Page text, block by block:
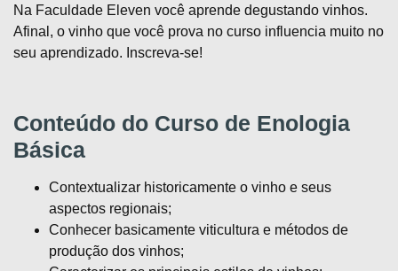
Na Faculdade Eleven você aprende degustando vinhos.
Afinal, o vinho que você prova no curso influencia muito no
seu aprendizado. Inscreva-se!
Conteúdo do Curso de Enologia
Básica
Contextualizar historicamente o vinho e seus
aspectos regionais;
Conhecer basicamente viticultura e métodos de
produção dos vinhos;